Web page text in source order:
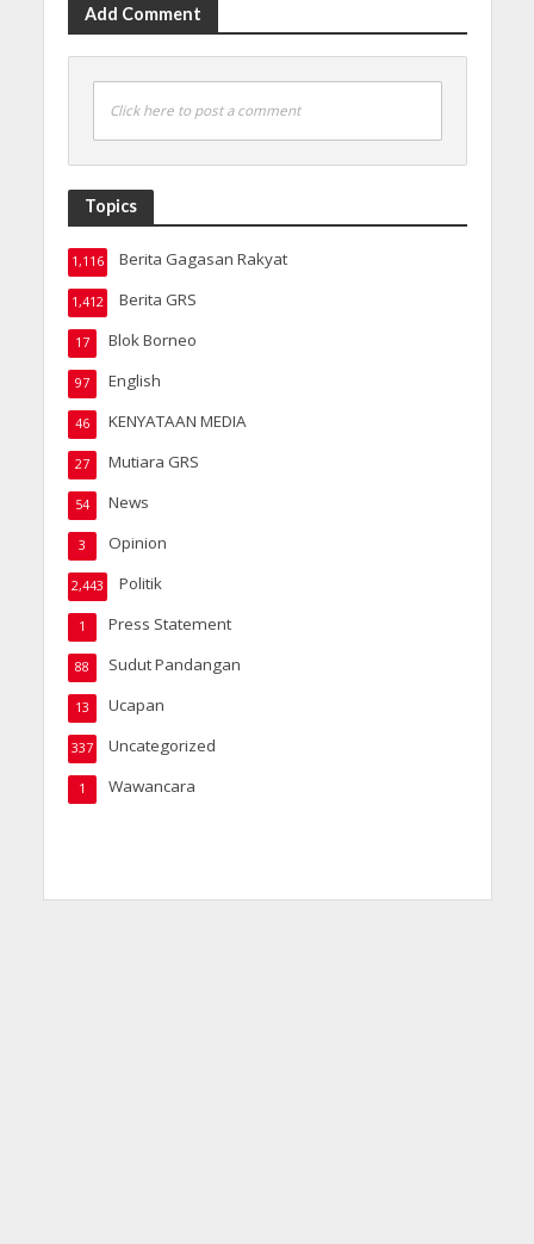
Add Comment
Click here to post a comment
Topics
Berita Gagasan Rakyat
1,116
Berita GRS
1,412
Blok Borneo
17
English
97
KENYATAAN MEDIA
46
Mutiara GRS
27
News
54
Opinion
3
Politik
2,443
Press Statement
1
Sudut Pandangan
88
Ucapan
13
Uncategorized
337
Wawancara
1